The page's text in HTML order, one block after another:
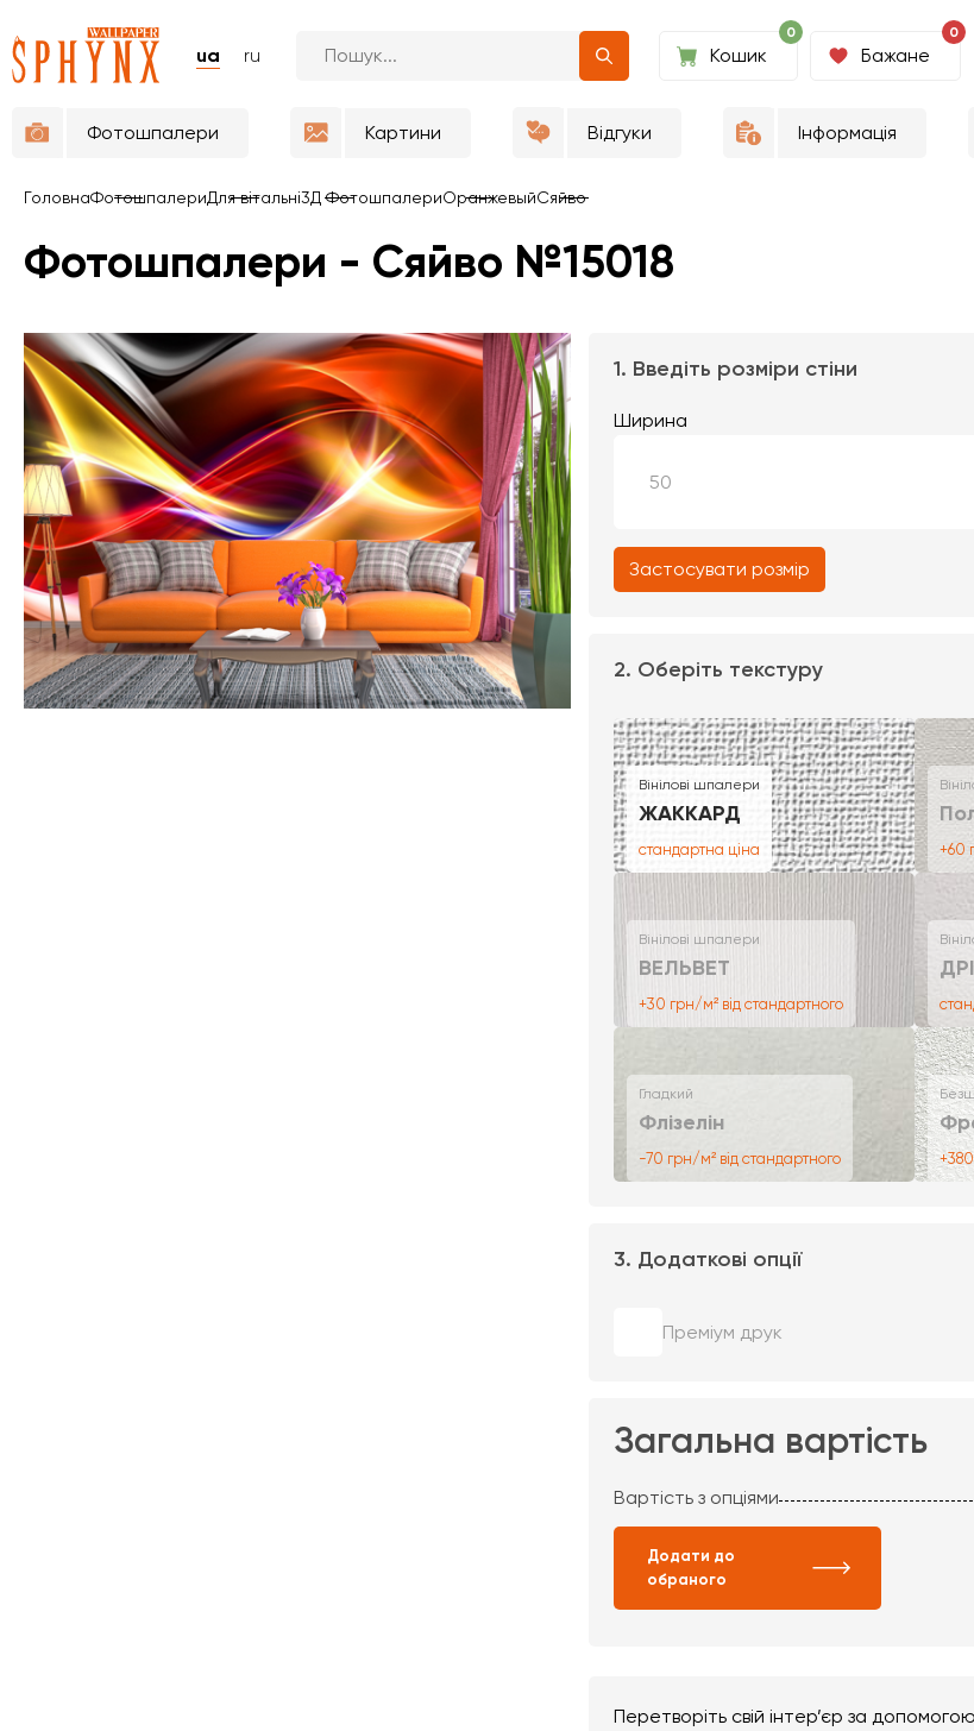
ua ru
0
Кошик
0
Бажане
Фотошпалери Картини Відгуки Інформація
ГоловнаФотошпалериДля вітальні3Д ФотошпалериОранжевыйСяйво
Фотошпалери - Сяйво №15018
1. Введіть розміри стіни
Ширина
Застосувати розмір
2. Оберіть текстуру
Вінілові шпалери
ЖАККАРД
стандартна ціна +60
Вінілові шпалери
ВЕЛЬВЕТ
+30 грн/м² від стандартного
Гладкий
Флізелін
-70 грн/м² від стандартного
3. Додаткові опції
Преміум друк
Загальна вартість
Вартість з опціями
Додати до
обраного
Перетворіть свій інтер’єр за